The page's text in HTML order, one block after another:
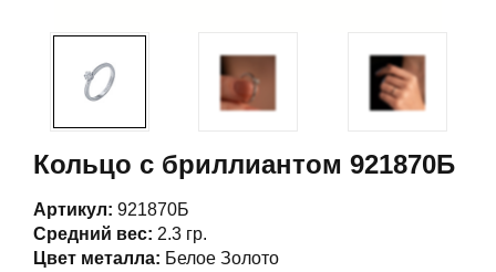
Кольцо с бриллиантом 921870Б
Артикул: 921870Б
Средний вес: 2.3 гр.
Цвет металла: Белое Золото